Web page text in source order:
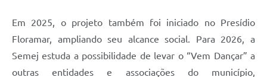
Em 2025, o projeto também foi iniciado no Presídio
Floramar, ampliando seu alcance social. Para 2026, a
Semej estuda a possibilidade de levar o “Vem Dançar” a
outras entidades e associações do município,